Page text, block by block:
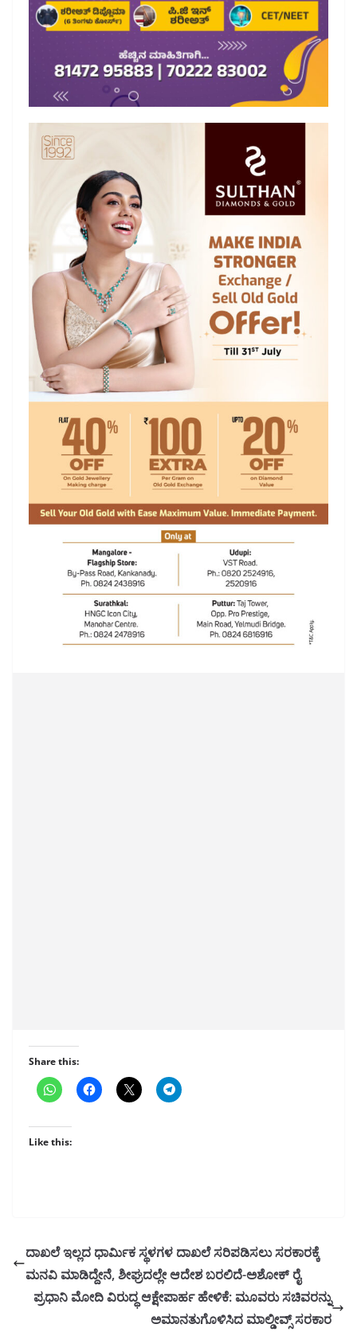
Share this:
Like this:
ದಾಖಲೆ ಇಲ್ಲದ ಧಾರ್ಮಿಕ ಸ್ಥಳಗಳ ದಾಖಲೆ ಸರಿಪಡಿಸಲು ಸರಕಾರಕ್ಕೆ
ಮನವಿ ಮಾಡಿದ್ದೇನೆ, ಶೀಘ್ರದಲ್ಲೇ ಆದೇಶ ಬರಲಿದೆ-ಅಶೋಕ್ ರೈ
ಪ್ರಧಾನಿ ಮೋದಿ ವಿರುದ್ಧ ಆಕ್ಷೇಪಾರ್ಹ ಹೇಳಿಕೆ: ಮೂವರು ಸಚಿವರನ್ನು
ಅಮಾನತುಗೊಳಿಸಿದ ಮಾಲ್ಡೀವ್ಸ್ ಸರಕಾರ